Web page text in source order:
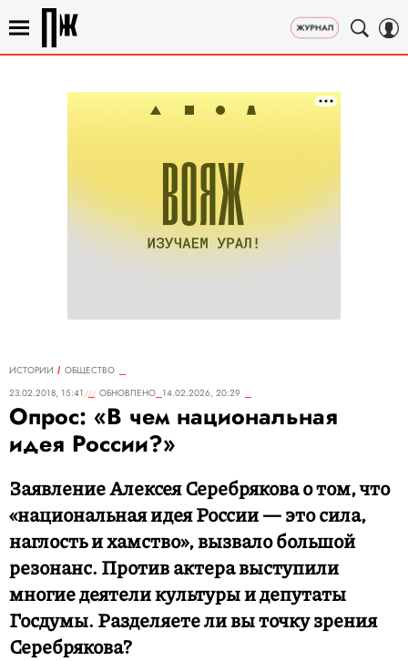
ИСТОРИИ
ОБЩЕСТВО
23.02.2018, 15:41
ОБНОВЛЕНО 14.02.2026, 20:29
Опрос: «В чем национальная
идея России?»
Заявление Алексея Серебрякова о том, что
«национальная идея России — это сила,
наглость и хамство», вызвало большой
резонанс. Против актера выступили
многие деятели культуры и депутаты
Госдумы. Разделяете ли вы точку зрения
Серебрякова?